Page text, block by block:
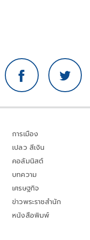
การเมือง
เปลว สีเงิน
คอลัมนิสต์
บทความ
เศรษฐกิจ
ข่าวพระราชสำนัก
หนังสือพิมพ์